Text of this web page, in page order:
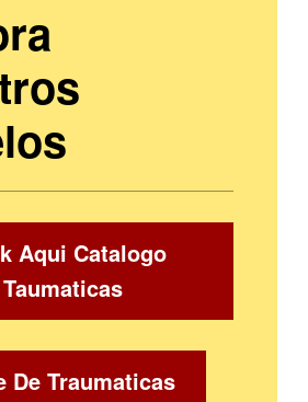
Aqui Catalogo
Taumaticas
De Traumaticas